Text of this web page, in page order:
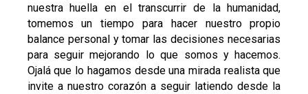
nuestra huella en el transcurrir de la humanidad,
tomemos un tiempo para hacer nuestro propio
balance personal y tomar las decisiones necesarias
para seguir mejorando lo que somos y hacemos.
Ojalá que lo hagamos desde una mirada realista que
invite a nuestro corazón a seguir latiendo desde la